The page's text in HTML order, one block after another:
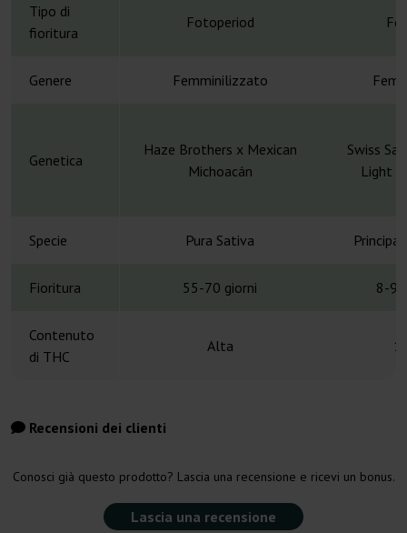
Tipo di
fioritura
Fotoperiod
Genere Femminilizzato
Genetica
Haze Brothers x Mexican
Michoacán
Swiss
Light
Specie Pura Sativa
Fioritura 55-70 giorni 8-9
Contenuto
di THC
Alta
Recensioni dei clienti
Conosci già questo prodotto? Lascia una recensione e ricevi un bonus.
Lascia una recensione